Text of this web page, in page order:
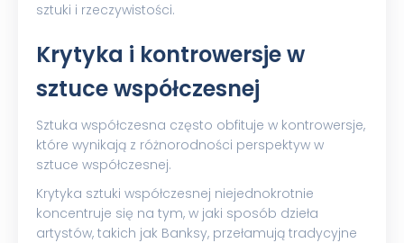
sztuki i rzeczywistości.
Krytyka i kontrowersje w
sztuce współczesnej
Sztuka współczesna często obfituje w kontrowersje,
które wynikają z różnorodności perspektyw w
sztuce współczesnej.
Krytyka sztuki współczesnej niejednokrotnie
koncentruje się na tym, w jaki sposób dzieła
artystów, takich jak Banksy, przełamują tradycyjne